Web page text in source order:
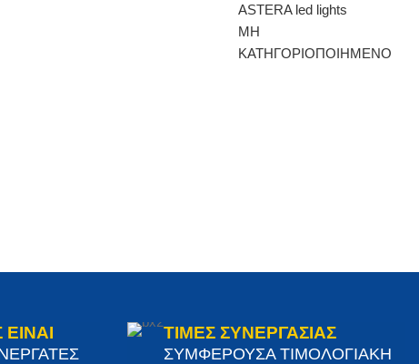
ASTERA led lights
ΜΗ
ΚΑΤΗΓΟΡΙΟΠΟΙΗΜΕΝΟ
ΤΙΜΕΣ ΣΥΝΕΡΓΑΣΙΑΣ
ΣΥΜΦΕΡΟΥΣΑ ΤΙΜΟΛΟΓΙΑΚΗ